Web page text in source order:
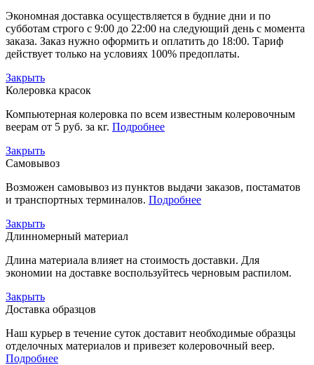
Экономная доставка осуществляется в будние дни и по
субботам строго с 9:00 до 22:00 на следующий день с момента
заказа. Заказ нужно оформить и оплатить до 18:00. Тариф
действует только на условиях 100% предоплаты.
Закрыть
Колеровка красок
Компьютерная колеровка по всем известным колеровочным
веерам от 5 руб. за кг. Подробнее
Закрыть
Самовывоз
Возможен самовывоз из пунктов выдачи заказов, постаматов
и транспортных терминалов. Подробнее
Закрыть
Длинномерный материал
Длина материала влияет на стоимость доставки. Для
экономии на доставке воспользуйтесь черновым распилом.
Закрыть
Доставка образцов
Наш курьер в течение суток доставит необходимые образцы
отделочных материалов и привезет колеровочный веер.
Подробнее